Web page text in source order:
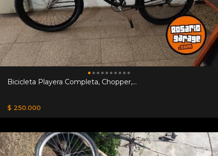
Bicicleta Playera Completa, Chopper,...
$ 250.000